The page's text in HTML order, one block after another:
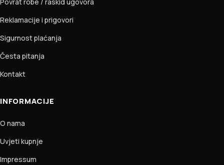
Povrat robe / raskid ugovora
Reklamacije i prigovori
Sigurnost plaćanja
Česta pitanja
Kontakt
INFORMACIJE
O nama
Uvjeti kupnje
Impressum